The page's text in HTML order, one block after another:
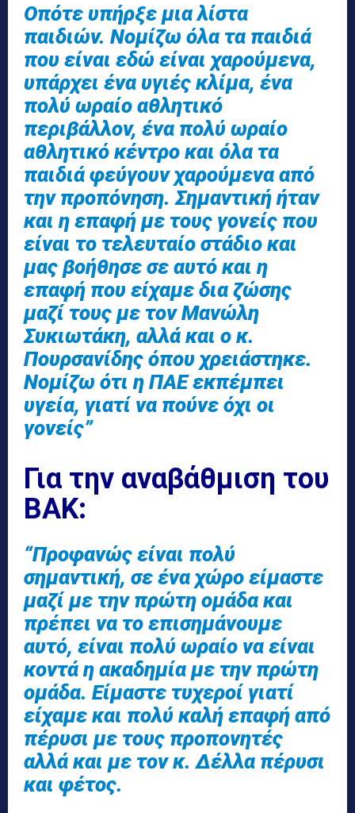
Οπότε υπήρξε μια λίστα
παιδιών. Νομίζω όλα τα παιδιά
που είναι εδώ είναι χαρούμενα,
υπάρχει ένα υγιές κλίμα, ένα
πολύ ωραίο αθλητικό
περιβάλλον, ένα πολύ ωραίο
αθλητικό κέντρο και όλα τα
παιδιά φεύγουν χαρούμενα από
την προπόνηση. Σημαντική ήταν
και η επαφή με τους γονείς που
είναι το τελευταίο στάδιο και
μας βοήθησε σε αυτό και η
επαφή που είχαμε δια ζώσης
μαζί τους με τον Μανώλη
Συκιωτάκη, αλλά και ο κ.
Πουρσανίδης όπου χρειάστηκε.
Νομίζω ότι η ΠΑΕ εκπέμπει
υγεία, γιατί να πούνε όχι οι
γονείς”
Για την αναβάθμιση του
ΒΑΚ:
“Προφανώς είναι πολύ
σημαντική, σε ένα χώρο είμαστε
μαζί με την πρώτη ομάδα και
πρέπει να το επισημάνουμε
αυτό, είναι πολύ ωραίο να είναι
κοντά η ακαδημία με την πρώτη
ομάδα. Είμαστε τυχεροί γιατί
είχαμε και πολύ καλή επαφή από
πέρυσι με τους προπονητές
αλλά και με τον κ. Δέλλα πέρυσι
και φέτος.